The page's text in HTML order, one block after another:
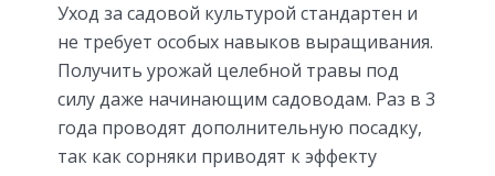
Уход за садовой культурой стандартен и
не требует особых навыков выращивания.
Получить урожай целебной травы под
силу даже начинающим садоводам. Раз в 3
года проводят дополнительную посадку,
так как сорняки приводят к эффекту